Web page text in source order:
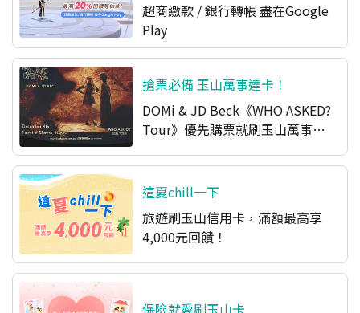
超商繳款 / 銀行轉帳 盡在Google
Play​
搶票必備 玉山萬事達卡！
DOMi & JD Beck《WHO ASKED?
Tour》優先購票就刷玉山萬事達
這夏chill一下
旅遊刷玉山信用卡，滿額最高享
4,000元回饋！